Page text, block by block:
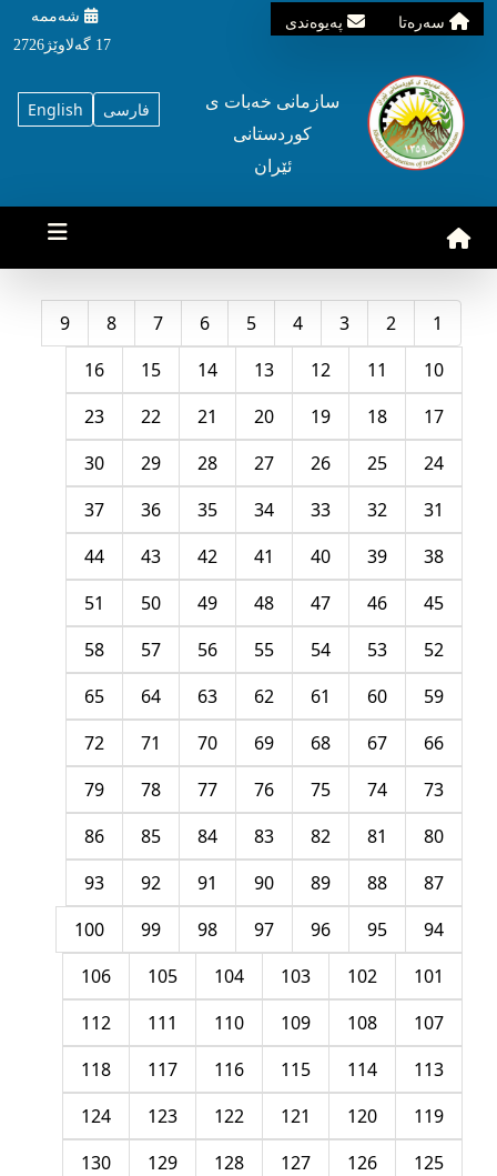
سه‌ره‌تا په‌یوه‌ندی
شه‌ممه‌
17 گه‌لاوێژ2726
English فارسی
سازمانی خه‌بات ی
کوردستانی
ئێران
1
2
3
4
5
6
7
8
9
10
11
12
13
14
15
16
17
18
19
20
21
22
23
24
25
26
27
28
29
30
31
32
33
34
35
36
37
38
39
40
41
42
43
44
45
46
47
48
49
50
51
52
53
54
55
56
57
58
59
60
61
62
63
64
65
66
67
68
69
70
71
72
73
74
75
76
77
78
79
80
81
82
83
84
85
86
87
88
89
90
91
92
93
94
95
96
97
98
99
100
101
102
103
104
105
106
107
108
109
110
111
112
113
114
115
116
117
118
119
120
121
122
123
124
125
126
127
128
129
130